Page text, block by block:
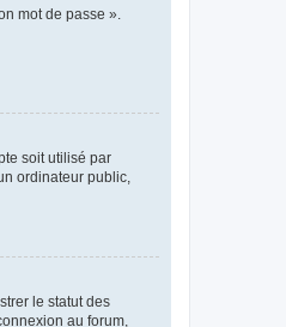
mot de passe ».
soit utilisé par
ordinateur public,
le statut des
au forum,